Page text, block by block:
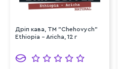
Дріп кава, TM "Chehovych"
Ethiopia - Aricha, 12 г